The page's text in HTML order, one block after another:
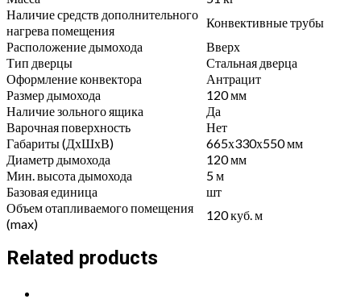
Наличие средств дополнительного
нагрева помещения
Конвективные трубы
Расположение дымохода
Вверх
Тип дверцы
Стальная дверца
Оформление конвектора
Антрацит
Размер дымохода
120 мм
Наличие зольного ящика
Да
Варочная поверхность
Нет
Габариты (ДхШхВ)
665х330х550 мм
Диаметр дымохода
120 мм
Мин. высота дымохода
5 м
Базовая единица
шт
Объем отапливаемого помещения
(max)
120 куб. м
Related products